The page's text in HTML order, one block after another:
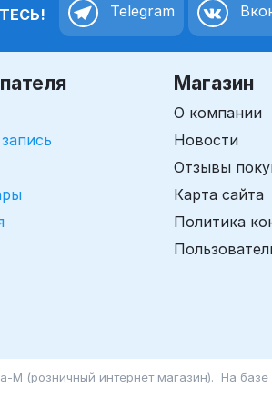
Telegram
Магазин
О компании
Новости
Отзывы
Карта сайта
Политика
М (розничный интернет магазин). На базе